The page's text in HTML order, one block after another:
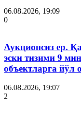
06.08.2026, 19:09
0
Аукционсиз ер.
эски тизими 9
объектларга йўл
06.08.2026, 19:07
2